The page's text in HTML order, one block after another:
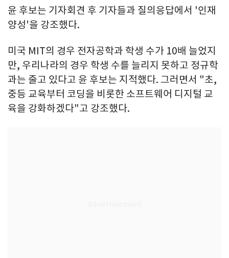
윤 후보는 기자회견 후 기자들과 질의응답에서 '인재
양성'을 강조했다.
미국 MIT의 경우 전자공학과 학생 수가 10배 늘었지
만, 우리나라의 경우 학생 수를 늘리지 못하고 정규학
과는 줄고 있다고 윤 후보는 지적했다. 그러면서 "초,
중등 교육부터 코딩을 비롯한 소프트웨어 디지털 교
육을 강화하겠다"고 강조했다.